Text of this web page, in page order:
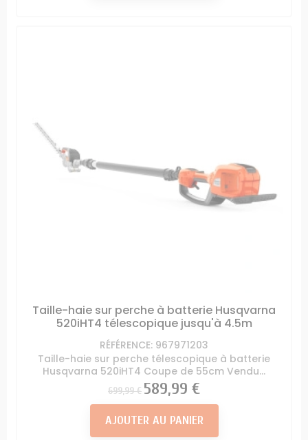
Taille-haie sur perche à batterie Husqvarna
520iHT4 télescopique jusqu'à 4.5m
RÉFÉRENCE: 967971203
Taille-haie sur perche télescopique à batterie
Husqvarna 520iHT4 Coupe de 55cm Vendu...
Prix
699,99 € Prix
589,99 €
AJOUTER AU PANIER